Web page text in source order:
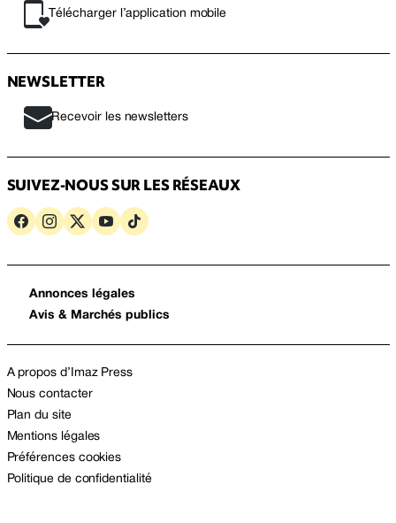
Télécharger l’application mobile
NEWSLETTER
Recevoir les newsletters
SUIVEZ-NOUS SUR LES RÉSEAUX
Annonces légales
Avis & Marchés publics
A propos d’Imaz Press
Nous contacter
Plan du site
Mentions légales
Préférences cookies
Politique de confidentialité